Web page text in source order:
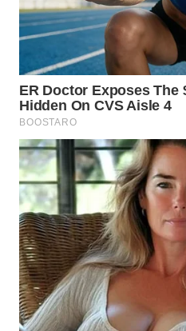
WN
DANAU
TOBA
WN
NIAS
WN
LANGKAT
WN
TAPANULI
SELATAN
WN
TANJUNG